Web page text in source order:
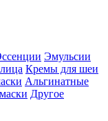
Эмульсии
Кремы для шеи
Альгинатные
Другое